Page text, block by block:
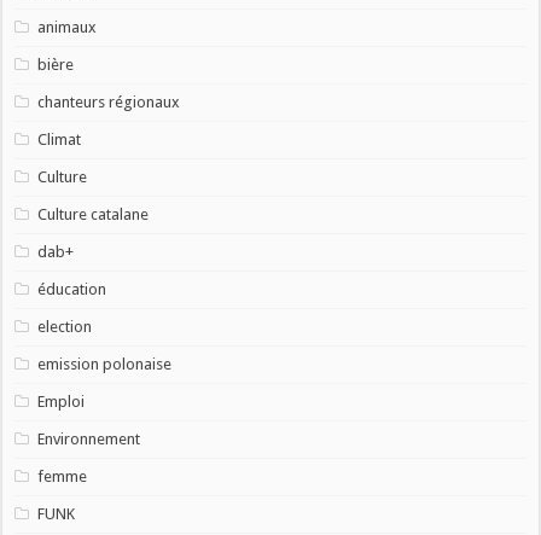
animaux
bière
chanteurs régionaux
Climat
Culture
Culture catalane
dab+
éducation
election
emission polonaise
Emploi
Environnement
femme
FUNK